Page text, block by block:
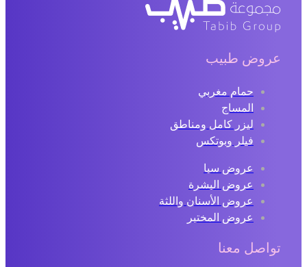
عروض طبيب
حمام مغربي
المساج
ليزر كامل ومناطق
فيلر وبوتكس
عروض سبا
عروض البشرة
عروض الأسنان واللثة
عروض المختبر
تواصل معنا